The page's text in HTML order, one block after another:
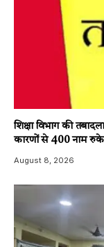
शिक्षा विभाग की
कारणों से 400 नाम रुके
August 8, 2026